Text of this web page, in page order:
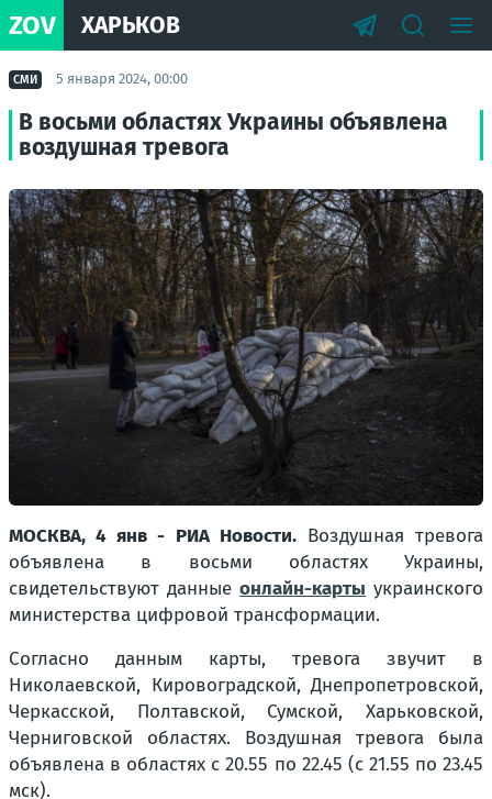
ZOV ХАРЬКОВ
СМИ 5 января 2024, 00:00
В восьми областях Украины объявлена
воздушная тревога
МОСКВА, 4 янв - РИА Новости.Воздушная тревога
объявлена в восьми областях Украины,
свидетельствуют данные онлайн-карты украинского
министерства цифровой трансформации.
Согласно данным карты, тревога звучит в
Николаевской, Кировоградской, Днепропетровской,
Черкасской, Полтавской, Сумской, Харьковской,
Черниговской областях. Воздушная тревога была
объявлена в областях с 20.55 по 22.45 (с 21.55 по 23.45
мск).